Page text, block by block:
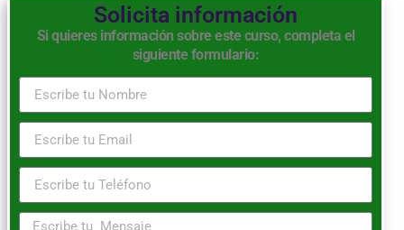
Solicita información
Si quieres información sobre este curso, completa el
siguiente formulario: